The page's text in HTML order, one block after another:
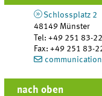
Schlossplatz 2
48149 Münster
Tel:+49 251 83-
Fax:+49 251 83-
nach oben